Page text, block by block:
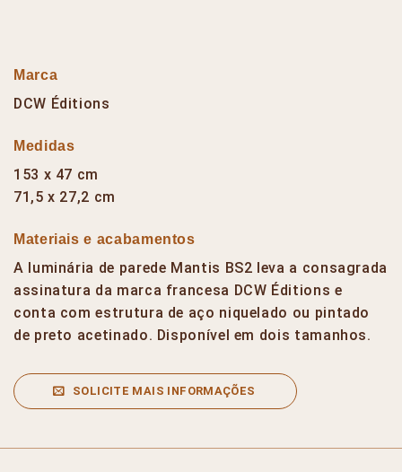
Marca
DCW Éditions
Medidas
153 x 47 cm
71,5 x 27,2 cm
Materiais e acabamentos
A luminária de parede Mantis BS2 leva a consagrada
assinatura da marca francesa DCW Éditions e
conta com estrutura de aço niquelado ou pintado
de preto acetinado. Disponível em dois tamanhos.
SOLICITE MAIS INFORMAÇÕES